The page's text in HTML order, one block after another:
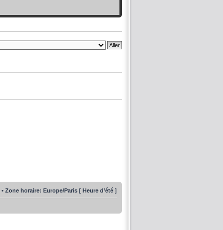
• Zone horaire: Europe/Paris [ Heure d’été ]